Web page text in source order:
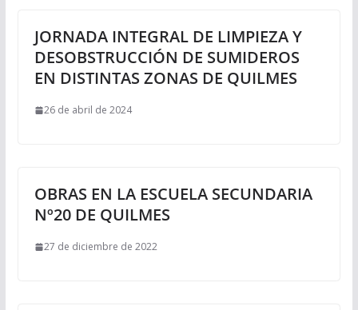
JORNADA INTEGRAL DE LIMPIEZA Y
DESOBSTRUCCIÓN DE SUMIDEROS
EN DISTINTAS ZONAS DE QUILMES
26 de abril de 2024
OBRAS EN LA ESCUELA SECUNDARIA
Nº20 DE QUILMES
27 de diciembre de 2022